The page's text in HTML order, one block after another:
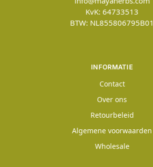
KvK: 64733513
BTW: NL855806795B01
INFORMATIE
Contact
Over ons
Retourbeleid
Algemene voorwaarden
Wholesale